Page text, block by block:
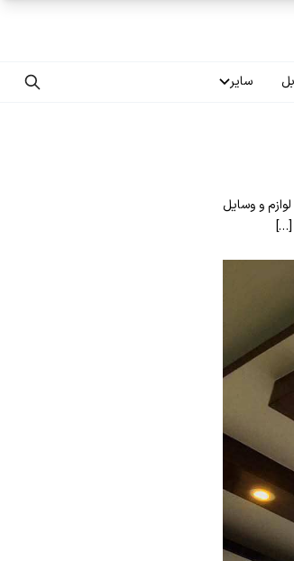
سایر
فرصت‌های شغلی
و وسایل
[…]